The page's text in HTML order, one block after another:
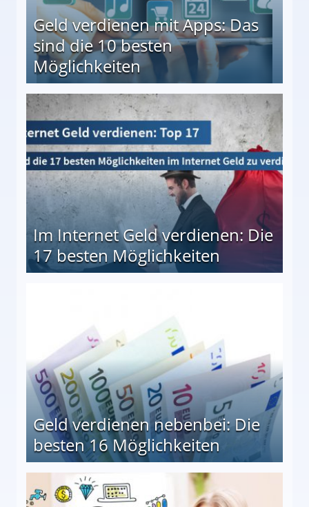
Geld verdienen mit Apps: Das
sind die 10 besten
Möglichkeiten
besten Möglichkeiten
Im Internet Geld verdienen: Die
17 besten Möglichkeiten
Geld verdienen nebenbei: Die
besten 16 Möglichkeiten